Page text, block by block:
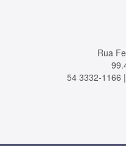
Rua
54 3332-1166